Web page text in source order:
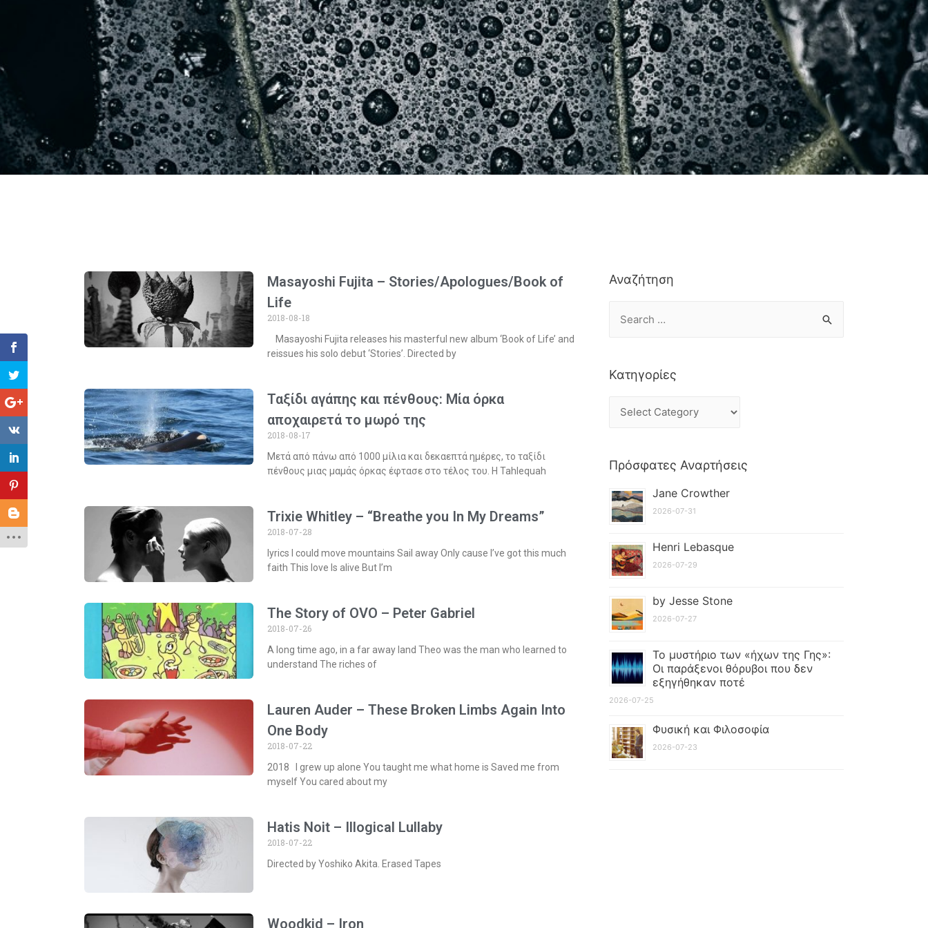
Masayoshi Fujita – Stories/Apologues/Book of
Life
2018-08-18
Masayoshi Fujita releases his masterful new album ‘Book of Life’ and
reissues his solo debut ‘Stories’. Directed by
Ταξίδι αγάπης και πένθους: Μία όρκα
αποχαιρετά το μωρό της
2018-08-17
Μετά από πάνω από 1000 μίλια και δεκαεπτά ημέρες, το ταξίδι
πένθους μιας μαμάς όρκας έφτασε στο τέλος του. Η Tahlequah
Trixie Whitley – “Breathe you In My Dreams”
2018-07-28
lyrics I could move mountains Sail away Only cause I’ve got this much
faith This love Is alive But I’m
The Story of OVO – Peter Gabriel
2018-07-26
A long time ago, in a far away land Theo was the man who learned to
understand The riches of
Lauren Auder – These Broken Limbs Again Into
One Body
2018-07-22
2018 I grew up alone You taught me what home is Saved me from
myself You cared about my
Hatis Noit – Illogical Lullaby
2018-07-22
Directed by Yoshiko Akita. Erased Tapes
Woodkid – Iron
Αναζήτηση
Κατηγορίες
Πρόσφατες Αναρτήσεις
Jane Crowther
2026-07-31
Henri Lebasque
2026-07-29
by Jesse Stone
2026-07-27
Το μυστήριο των «ήχων της Γης»:
Οι παράξενοι θόρυβοι που δεν
εξηγήθηκαν ποτέ
2026-07-25
Φυσική και Φιλοσοφία
2026-07-23